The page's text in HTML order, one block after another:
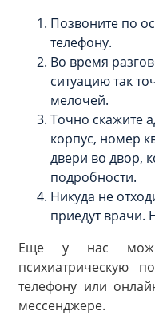
Позвоните по
телефону.
Во время
ситуацию так
мелочей.
Точно скажите
корпус, номер
двери во двор,
подробности.
Никуда не
приедут врачи.
Еще у нас
психиатрическую
телефону или
мессенджере.